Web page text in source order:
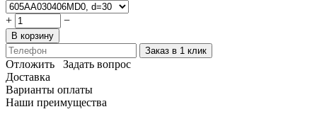
+ −
В корзину
Заказ в 1 клик
Отложить
Задать вопрос
Доставка
Варианты оплаты
Наши преимущества